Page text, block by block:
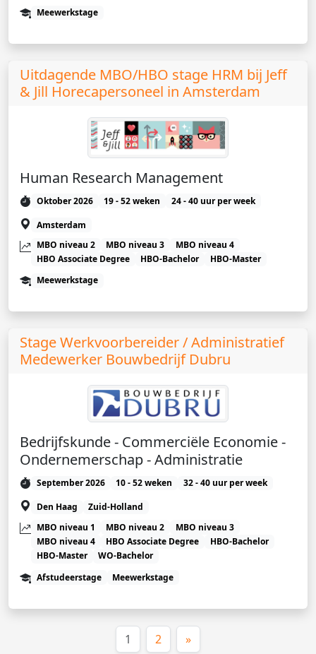
Meewerkstage
Uitdagende MBO/HBO stage HRM bij Jeff
& Jill Horecapersoneel in Amsterdam
Human Research Management
Oktober 2026 19 - 52 weken
24 - 40 uur per week
Amsterdam
MBO niveau 2
MBO niveau 3
MBO niveau 4
HBO Associate Degree
HBO-Bachelor
HBO-Master
Meewerkstage
Stage Werkvoorbereider / Administratief
Medewerker Bouwbedrijf Dubru
Bedrijfskunde - Commerciële Economie -
Ondernemerschap - Administratie
September 2026 10 - 52 weken
32 - 40 uur per week
Den Haag
Zuid-Holland
MBO niveau 1
MBO niveau 2
MBO niveau 3
MBO niveau 4
HBO Associate Degree
HBO-Bachelor
HBO-Master
WO-Bachelor
Afstudeerstage
Meewerkstage
1 (huidige)
2 »